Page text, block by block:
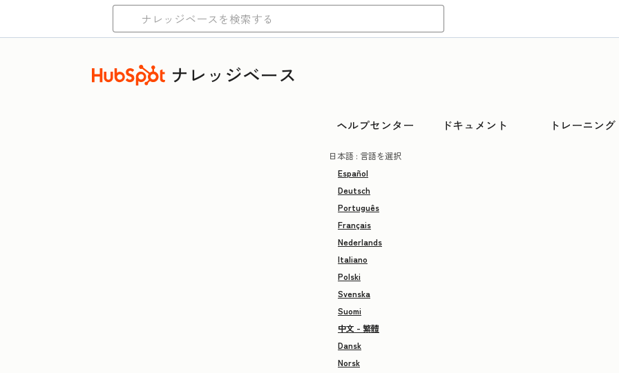
ナレッジベース
ヘルプセンター ドキュメント トレーニング
日本語 : 言語を選択
Español
Deutsch
Português
Français
Nederlands
Italiano
Polski
Svenska
Suomi
中文 - 繁體
Dansk
Norsk